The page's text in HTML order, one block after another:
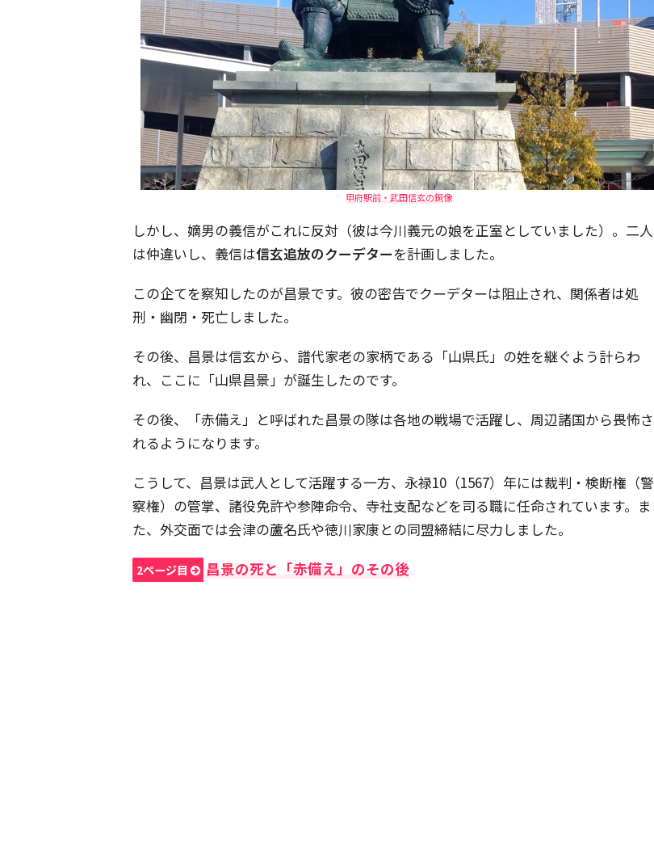
甲府駅前・武田信玄の銅像
しかし、嫡男の義信がこれに反対（彼は今川義元の娘を正室としていました）。二人
は仲違いし、義信は信玄追放のクーデターを計画しました。
この企てを察知したのが昌景です。彼の密告でクーデターは阻止され、関係者は処
刑・幽閉・死亡しました。
その後、昌景は信玄から、譜代家老の家柄である「山県氏」の姓を継ぐよう計らわ
れ、ここに「山県昌景」が誕生したのです。
その後、「赤備え」と呼ばれた昌景の隊は各地の戦場で活躍し、周辺諸国から畏怖さ
れるようになります。
こうして、昌景は武人として活躍する一方、永禄10（1567）年には裁判・検断権（警
察権）の管掌、諸役免許や参陣命令、寺社支配などを司る職に任命されています。ま
た、外交面では会津の蘆名氏や徳川家康との同盟締結に尽力しました。
2ページ目 昌景の死と「赤備え」のその後